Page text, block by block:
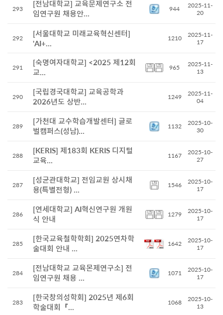
293
[전남대학교] 교육문제연구소 전
임연구원 채용안...
944
2025-11-
20
292
[서울대학교 미래교육혁신센터]
'AI+...
1210
2025-11-
17
291
[숙명여자대학교] <2025 제12회
교...
965
2025-11-
13
290
[국립경국대학교] 교육공학과
2026년도 상반...
1249
2025-11-
04
289
[가천대 교수학습개발센터] 글로
벌캠퍼스(성남)...
1132
2025-10-
30
288
[KERIS] 제183회 KERIS 디지털
교육...
1167
2025-10-
27
287
[성균관대학교] 전임교원 상시채
용(특별전형) ...
1546
2025-10-
17
286
[연세대학교] AI혁신연구원 개원
식 안내
1279
2025-10-
17
285
[한국교육철학학회] 2025연차학
술대회 안내 ...
1642
2025-10-
17
284
[전남대학교 교육몬제연구소] 전
임연구원 채용 ...
1071
2025-10-
17
283
[한국창의성학회] 2025년 제6회
학술대회『...
1068
2025-10-
13